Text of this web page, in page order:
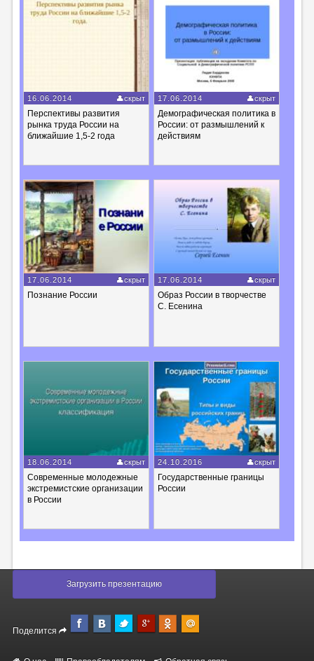
16.06.2014 скрыт
Перспективы развития
рынка труда России на
ближайшие 1,5-2 года
17.06.2014 скрыт
Демографическая политика в
России: от размышлений к
действиям
17.06.2014 скрыт
Познание России
17.06.2014 скрыт
Образ России в творчестве
С. Есенина
18.06.2014 скрыт
Современные молодежные
экстремистские организации
в России
24.10.2016 скрыт
Государственные границы
России
Загрузить презентацию
Поделится